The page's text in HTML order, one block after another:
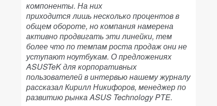
компоненты. На них
приходится лишь несколько процентов в
общем обороте, но компания намерена
активно продвигать эти линейки, тем
более что по темпам роста продаж они не
уступают ноутбукам. О предложениях
ASUSTeK для корпоративных
пользователей в интервью нашему журналу
рассказал Кирилл Никифоров, менеджер по
развитию рынка ASUS Technology PTE.